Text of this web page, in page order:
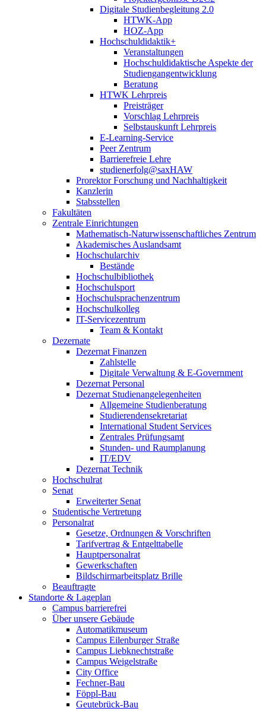
Digitale Studienbegleitung 2.0
HTWK-App
HOZ-App
Hochschuldidaktik+
Veranstaltungen
Hochschuldidaktische Aspekte der
Studiengangentwicklung
Beratung
HTWK Lehrpreis
Preisträger
Vorschlag Lehrpreis
Selbstauskunft Lehrpreis
E-Learning-Service
Peer Zentrum
Barrierefreie Lehre
studienerfolg@saxHAW
Prorektor Forschung und Nachhaltigkeit
Kanzlerin
Stabsstellen
Fakultäten
Zentrale Einrichtungen
Mathematisch-Naturwissenschaftliches Zentrum
Akademisches Auslandsamt
Hochschularchiv
Bestände
Hochschulbibliothek
Hochschulsport
Hochschulsprachenzentrum
Hochschulkolleg
IT-Servicezentrum
Team & Kontakt
Dezernate
Dezernat Finanzen
Zahlstelle
Digitale Verwaltung & E-Government
Dezernat Personal
Dezernat Studienangelegenheiten
Allgemeine Studienberatung
Studierendensekretariat
International Student Services
Zentrales Prüfungsamt
Stunden- und Raumplanung
IT/EDV
Dezernat Technik
Hochschulrat
Senat
Erweiterter Senat
Studentische Vertretung
Personalrat
Gesetze, Ordnungen & Vorschriften
Tarifvertrag & Entgelttabelle
Hauptpersonalrat
Gewerkschaften
Bildschirmarbeitsplatz Brille
Beauftragte
Standorte & Lageplan
Campus barrierefrei
Über unsere Gebäude
Automatikmuseum
Campus Eilenburger Straße
Campus Liebknechtstraße
Campus Weigelstraße
City Office
Fechner-Bau
Föppl-Bau
Geutebrück-Bau